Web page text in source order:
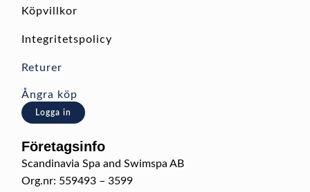
Köpvillkor
Integritetspolicy
Returer
Ångra köp
Logga in
Företagsinfo
Scandinavia Spa and Swimspa AB
Org.nr: 559493 – 3599